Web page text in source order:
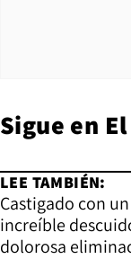
Sigue en
LEE TAMBIÉN:
Castigado con
increíble
dolorosa